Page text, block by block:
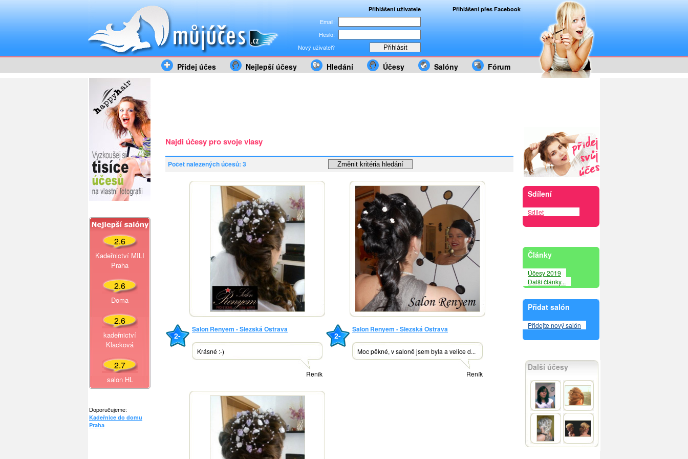
Přihlášení uživatele
Email:
Heslo:
Nový uživatel?
Přihlášení přes Facebook
Přidej účes Nejlepší účesy Hledání Účesy Salóny Fórum
2.6
Kadeřnictví MILI
Praha
2.6
Doma
2.6
kadeřnictví
Klacková
2.7
salon HL
Doporučujeme:
Kadeřnice do domu
Praha
Najdi účesy pro svoje vlasy
Počet nalezených účesů: 3
2-
Salon Renyem - Slezská Ostrava
Krásné :-)
Reník
2-
Salon Renyem - Slezská Ostrava
Moc pěkné, v saloně jsem byla a velice d...
Reník
Sdílení
Sdílet
Články
Účesy 2019
Další články...
Přidat salón
Přidejte nový salón
Další účesy